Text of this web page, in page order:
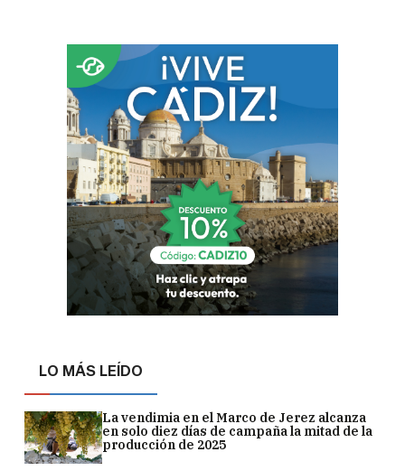
LO MÁS LEÍDO
La vendimia en el Marco de Jerez alcanza
en solo diez días de campaña la mitad de la
producción de 2025